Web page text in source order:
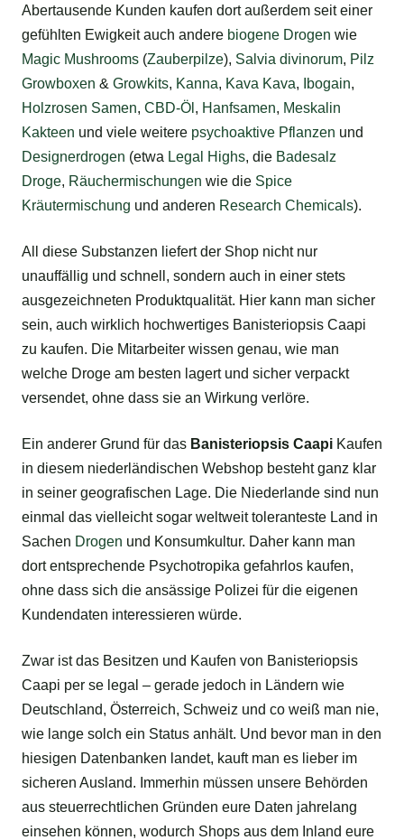
Abertausende Kunden kaufen dort außerdem seit einer
gefühlten Ewigkeit auch andere biogene Drogen wie
Magic Mushrooms (Zauberpilze), Salvia divinorum, Pilz
Growboxen & Growkits, Kanna, Kava Kava, Ibogain,
Holzrosen Samen, CBD-Öl , Hanfsamen, Meskalin
Kakteen und viele weitere psychoaktive Pflanzen und
Designerdrogen (etwa Legal Highs, die Badesalz
Droge, Räuchermischungen wie die Spice
Kräutermischung und anderen Research Chemicals).
All diese Substanzen liefert der Shop nicht nur
unauffällig und schnell, sondern auch in einer stets
ausgezeichneten Produktqualität. Hier kann man sicher
sein, auch wirklich hochwertiges Banisteriopsis Caapi
zu kaufen. Die Mitarbeiter wissen genau, wie man
welche Droge am besten lagert und sicher verpackt
versendet, ohne dass sie an Wirkung verlöre.
Ein anderer Grund für das Banisteriopsis Caapi Kaufen
in diesem niederländischen Webshop besteht ganz klar
in seiner geografischen Lage. Die Niederlande sind nun
einmal das vielleicht sogar weltweit toleranteste Land in
Sachen Drogen und Konsumkultur. Daher kann man
dort entsprechende Psychotropika gefahrlos kaufen,
ohne dass sich die ansässige Polizei für die eigenen
Kundendaten interessieren würde.
Zwar ist das Besitzen und Kaufen von Banisteriopsis
Caapi per se legal – gerade jedoch in Ländern wie
Deutschland, Österreich, Schweiz und co weiß man nie,
wie lange solch ein Status anhält. Und bevor man in den
hiesigen Datenbanken landet, kauft man es lieber im
sicheren Ausland. Immerhin müssen unsere Behörden
aus steuerrechtlichen Gründen eure Daten jahrelang
einsehen können, wodurch Shops aus dem Inland eure